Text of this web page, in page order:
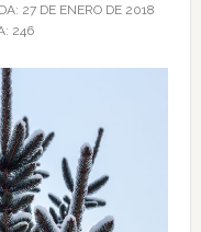
27 DE ENERO DE 2018
246